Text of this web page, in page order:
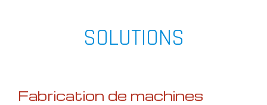
SOLUTIONS
Fabrication de machines